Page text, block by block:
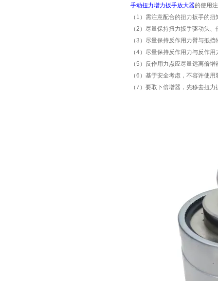
手动扭力增力扳手放大器的使用
（ 1 ）需注意配合的扭力扳手的扭
（2 ）尽量保持扭力扳手驱动头
（3 ）尽量保持反作用力臂与抵
（4）尽量保持反作用力与反作用
（5 ）反作用力点应尽量远离倍
（6 ）基于安全考虑，不容许使
（7 ）要取下倍增器，先移去扭